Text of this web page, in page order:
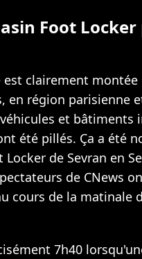
Foot Locker
est clairement
en région parisienne
et bâtiments
été pillés. Ça a été
Locker de Sevran en
de CNews
cours de la matinale
7h40